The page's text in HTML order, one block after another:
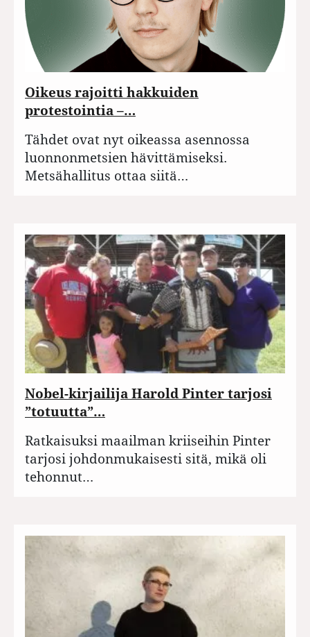
Oikeus rajoitti hakkuiden
protestointia –…
Tähdet ovat nyt oikeassa asennossa
luonnonmetsien hävittämiseksi.
Metsähallitus ottaa siitä…
Nobel-kirjailija Harold Pinter tarjosi
”totuutta”…
Ratkaisuksi maailman kriiseihin Pinter
tarjosi johdonmukaisesti sitä, mikä oli
tehonnut…